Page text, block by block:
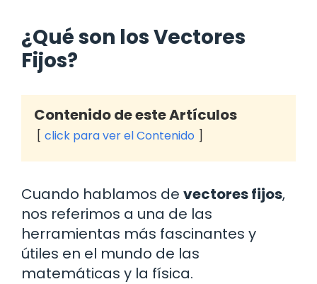
¿Qué son los Vectores
Fijos?
Contenido de este Artículos
click para ver el Contenido
Cuando hablamos de vectores fijos,
nos referimos a una de las
herramientas más fascinantes y
útiles en el mundo de las
matemáticas y la física.